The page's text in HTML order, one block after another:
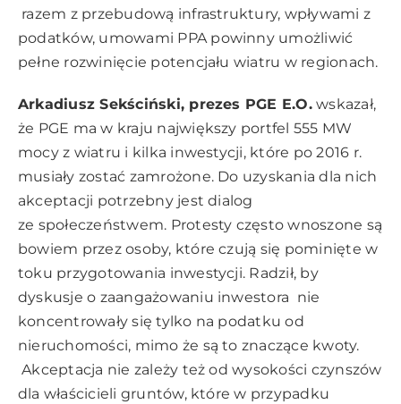
razem z przebudową infrastruktury, wpływami z
podatków, umowami PPA powinny umożliwić
pełne rozwinięcie potencjału wiatru w regionach.
Arkadiusz Sekściński, prezes PGE E.O.wskazał,
że PGE ma w kraju największy portfel 555 MW
mocy z wiatru i kilka inwestycji, które po 2016 r.
musiały zostać zamrożone. Do uzyskania dla nich
akceptacji potrzebny jest dialog
ze społeczeństwem. Protesty często wnoszone są
bowiem przez osoby, które czują się pominięte w
toku przygotowania inwestycji. Radził, by
dyskusje o zaangażowaniu inwestora nie
koncentrowały się tylko na podatku od
nieruchomości, mimo że są to znaczące kwoty.
Akceptacja nie zależy też od wysokości czynszów
dla właścicieli gruntów, które w przypadku